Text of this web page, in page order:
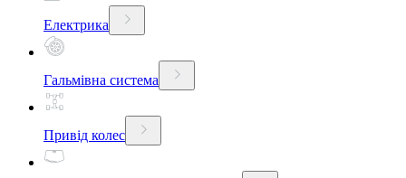
Електрика
Гальмівна система
Привід колес